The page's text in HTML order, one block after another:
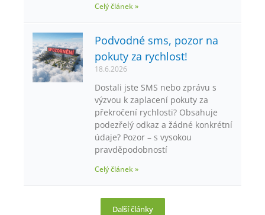
Celý článek »
Podvodné sms, pozor na
pokuty za rychlost!
18.6.2026
Dostali jste SMS nebo zprávu s
výzvou k zaplacení pokuty za
překročení rychlosti? Obsahuje
podezřelý odkaz a žádné konkrétní
údaje? Pozor – s vysokou
pravděpodobností
Celý článek »
Další články